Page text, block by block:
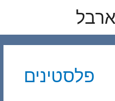
פלסטינים